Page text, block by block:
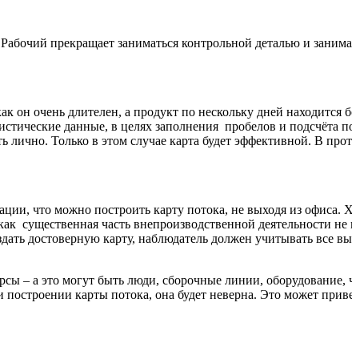
прекращает заниматься контрольной деталью и
он очень длителен, а продукт по нескольку дней находится
данные, в целях заполнения пробелов и подсчёта
Только в этом случае карта будет эффективной. В
что можно построить карту потока, не выходя из офиса.
существенная часть внепроизводственной деятельности
достоверную карту, наблюдатель должен учитывать все
– а это могут быть люди, сборочные линии, оборудование,
построении карты потока, она будет неверна. Это может